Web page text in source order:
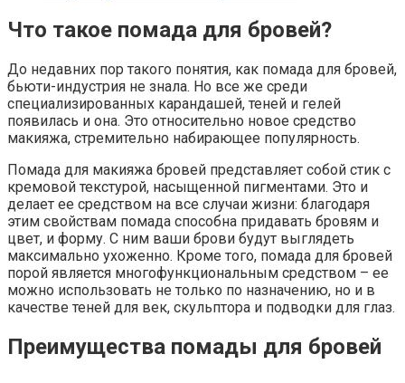
Что такое помада для бровей?
До недавних пор такого понятия, как помада для бровей,
бьюти-индустрия не знала. Но все же среди
специализированных карандашей, теней и гелей
появилась и она. Это относительно новое средство
макияжа, стремительно набирающее популярность.
Помада для макияжа бровей представляет собой стик с
кремовой текстурой, насыщенной пигментами. Это и
делает ее средством на все случаи жизни: благодаря
этим свойствам помада способна придавать бровям и
цвет, и форму. С ним ваши брови будут выглядеть
максимально ухоженно. Кроме того, помада для бровей
порой является многофункциональным средством – ее
можно использовать не только по назначению, но и в
качестве теней для век, скульптора и подводки для глаз.
Преимущества помады для бровей